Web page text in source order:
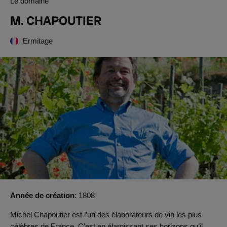
M. CHAPOUTIER
Ermitage
Année de création 1808
Michel Chapoutier est l’un des élaborateurs de vin les plus